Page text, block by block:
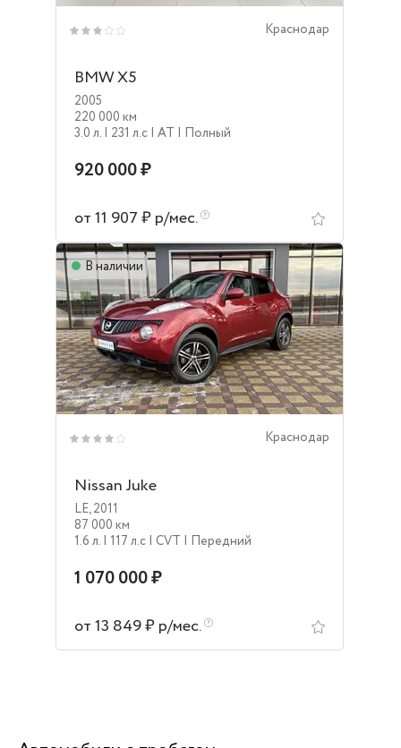
Краснодар
BMW X5
2005
220 000 км
3.0 л. | 231 л.c | AT | Полный
920 000 ₽
от 11 907 ₽ р/мес.
В наличии
Краснодар
Nissan Juke
LE,2011
87 000 км
1.6 л. | 117 л.c | CVT | Передний
1 070 000 ₽
от 13 849 ₽ р/мес.